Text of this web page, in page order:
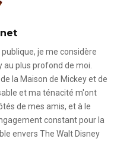
je me considère
au plus profond de moi.
la Maison de Mickey et de
et ma ténacité m'ont
de mes amis, et à le
constant pour la
envers The Walt Disney